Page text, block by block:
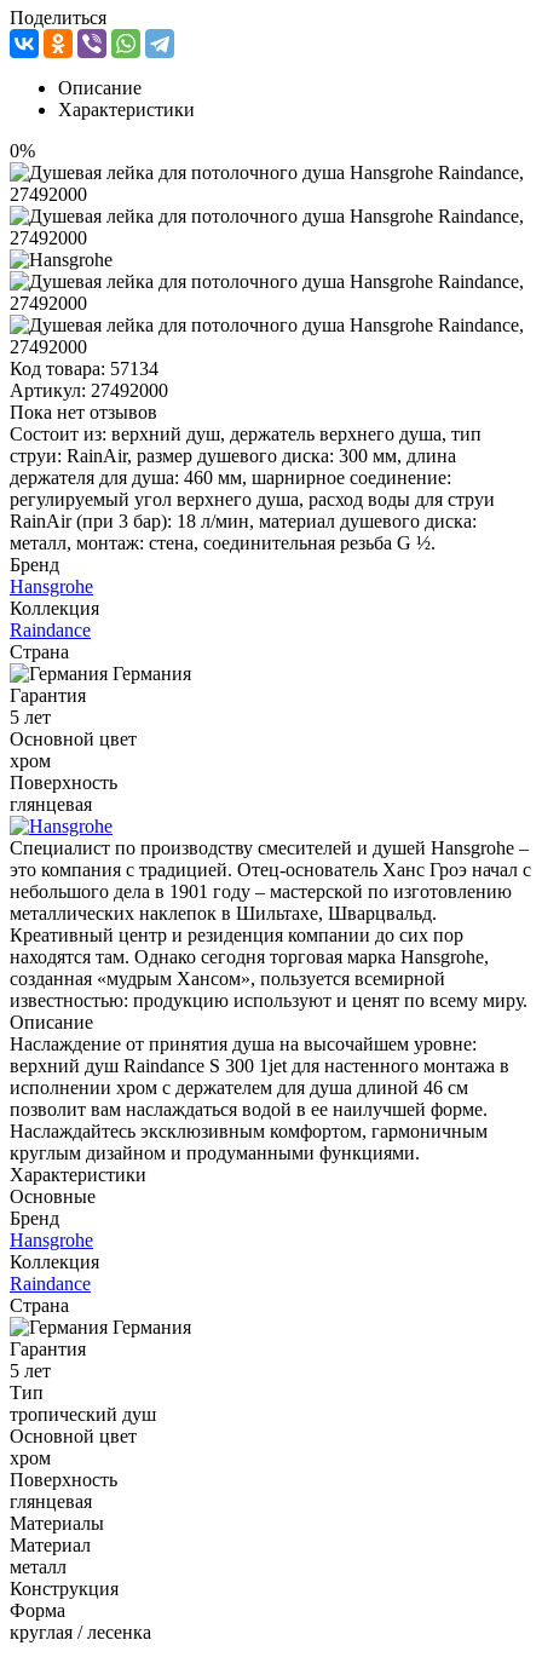
Поделиться
Описание
Характеристики
0%
Код товара: 57134
Артикул: 27492000
Пока нет отзывов
Состоит из: верхний душ, держатель верхнего душа, тип
струи: RainAir, размер душевого диска: 300 мм, длина
держателя для душа: 460 мм, шарнирное соединение:
регулируемый угол верхнего душа, расход воды для струи
RainAir (при 3 бар): 18 л/мин, материал душевого диска:
металл, монтаж: стена, соединительная резьба G ½.
Бренд
Hansgrohe
Коллекция
Raindance
Страна
Германия
Гарантия
5 лет
Основной цвет
хром
Поверхность
глянцевая
Специалист по производству смесителей и душей Hansgrohe –
это компания с традицией. Отец-основатель Ханс Гроэ начал с
небольшого дела в 1901 году – мастерской по изготовлению
металлических наклепок в Шильтахе, Шварцвальд.
Креативный центр и резиденция компании до сих пор
находятся там. Однако сегодня торговая марка Hansgrohe,
созданная «мудрым Хансом», пользуется всемирной
известностью: продукцию используют и ценят по всему миру.
Описание
Наслаждение от принятия душа на высочайшем уровне:
верхний душ Raindance S 300 1jet для настенного монтажа в
исполнении хром с держателем для душа длиной 46 см
позволит вам наслаждаться водой в ее наилучшей форме.
Наслаждайтесь эксклюзивным комфортом, гармоничным
круглым дизайном и продуманными функциями.
Характеристики
Основные
Бренд
Hansgrohe
Коллекция
Raindance
Страна
Германия
Гарантия
5 лет
Тип
тропический душ
Основной цвет
хром
Поверхность
глянцевая
Материалы
Материал
металл
Конструкция
Форма
круглая / лесенка